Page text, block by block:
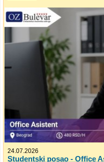
24.07.2026
Studentski posao - Office